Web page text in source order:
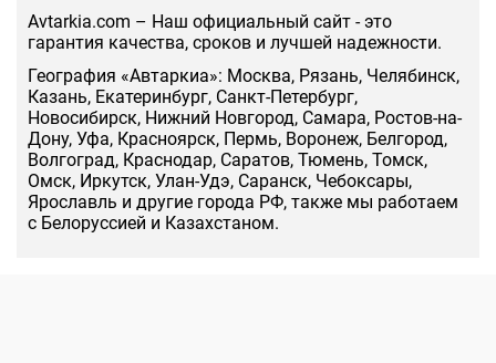
Аvtarkia.com – Наш официальный сайт - это
гарантия качества, сроков и лучшей надежности.
География «Автаркиа»: Москва, Рязань, Челябинск,
Казань, Екатеринбург, Санкт-Петербург,
Новосибирск, Нижний Новгород, Самара, Ростов-на-
Дону, Уфа, Красноярск, Пермь, Воронеж, Белгород,
Волгоград, Краснодар, Саратов, Тюмень, Томск,
Омск, Иркутск, Улан-Удэ, Саранск, Чебоксары,
Ярославль и другие города РФ, также мы работаем
с Белоруссией и Казахстаном.